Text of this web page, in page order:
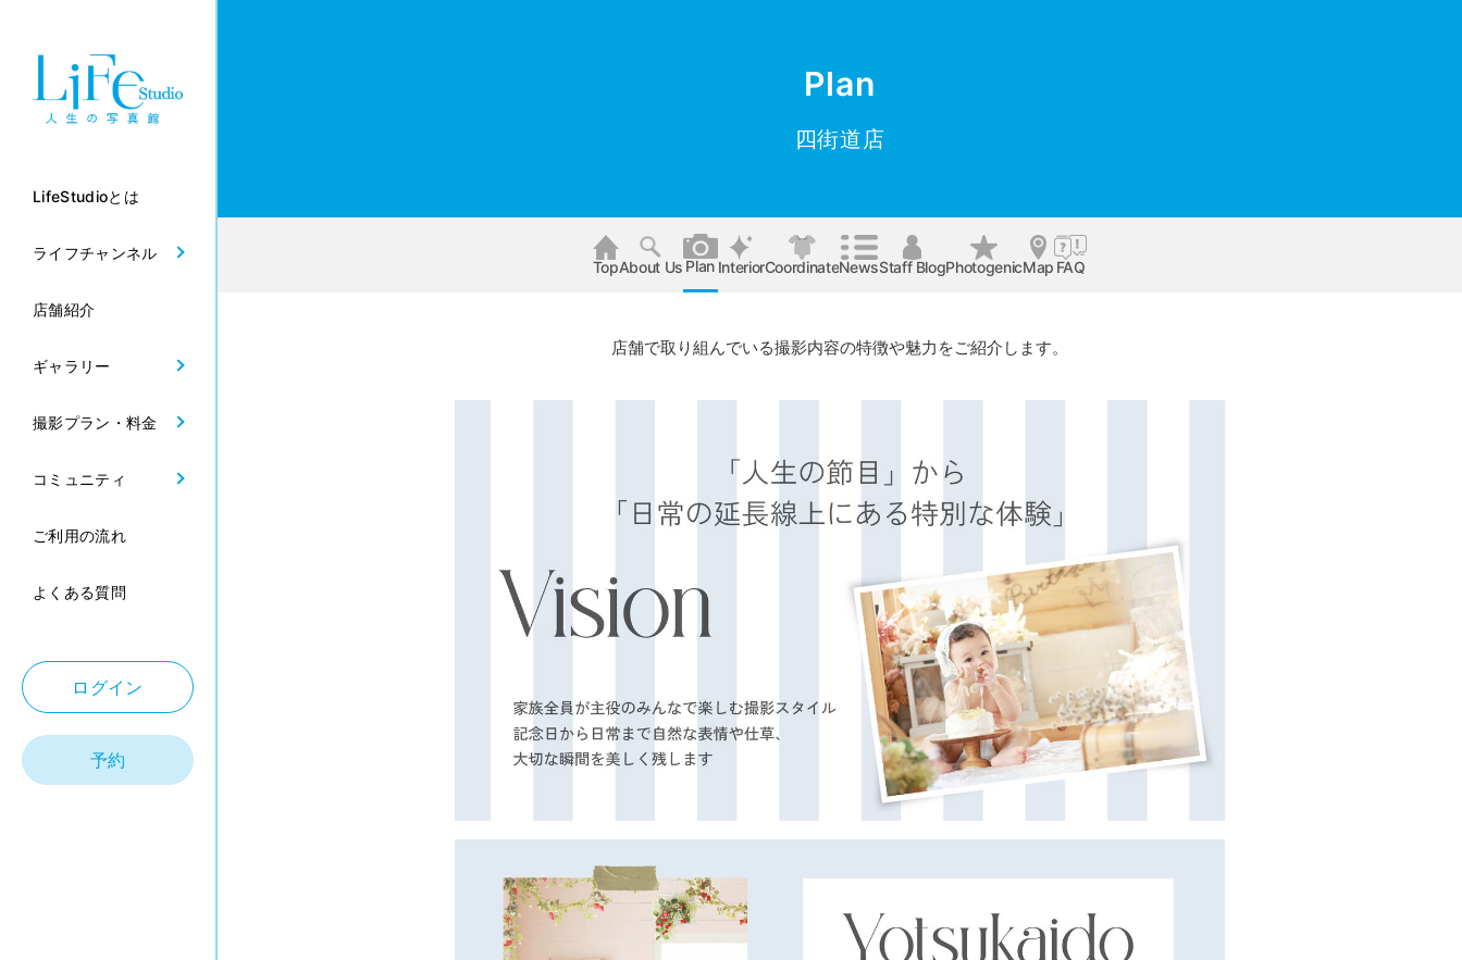
LifeStudioとは
ライフチャンネル
店舗紹介
ギャラリー
撮影プラン・料金
コミュニティ
ご利用の流れ
よくある質問
ログイン
予約
Plan
四街道店
TopAbout Us Plan InteriorCoordinateNewsStaff BlogPhotogenicMap FAQ
店舗で取り組んでいる撮影内容の特徴や魅力をご紹介します。